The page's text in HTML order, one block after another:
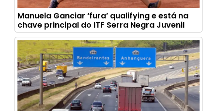
Manuela Ganciar ‘fura’ qualifying e está na
chave principal do ITF Serra Negra Juvenil